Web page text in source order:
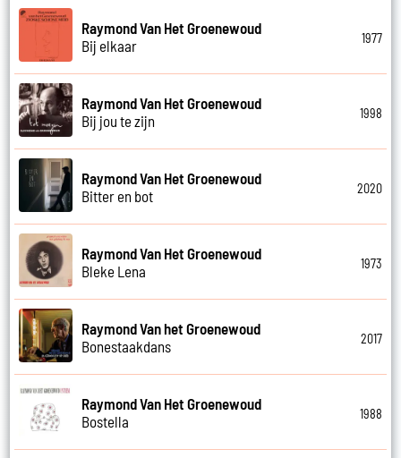
Raymond Van Het Groenewoud
Bij elkaar
1977
Raymond Van Het Groenewoud
Bij jou te zijn
1998
Raymond Van Het Groenewoud
Bitter en bot
2020
Raymond Van Het Groenewoud
Bleke Lena
1973
Raymond Van het Groenewoud
Bonestaakdans
2017
Raymond Van Het Groenewoud
Bostella
1988